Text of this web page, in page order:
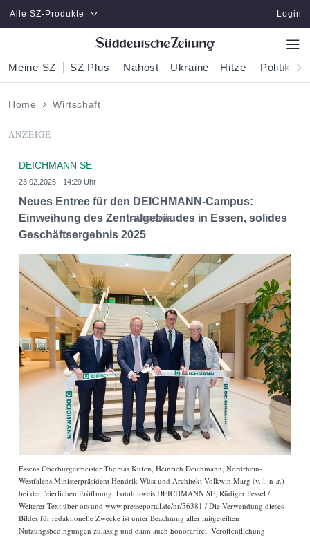
Zum Hauptinhalt springen
Alle SZ-Produkte Login
Meine SZ SZ Plus Nahost Ukraine Hitze Politik
Home Wirtschaft
ANZEIGE
DEICHMANN SE
23.02.2026 - 14:29 Uhr
Neues Entree für den DEICHMANN-Campus:
Einweihung des Zentralgebäudes in Essen, solides
Geschäftsergebnis 2025
Essens Oberbürgermeister Thomas Kufen, Heinrich Deichmann, Nordrhein-
Westfalens Ministerpräsident Hendrik Wüst und Architekt Volkwin Marg (v. l. n .r.)
bei der feierlichen Eröffnung. Fotohinweis DEICHMANN SE, Rüdiger Fessel /
Weiterer Text über ots und www.presseportal.de/nr/56381 / Die Verwendung dieses
Bildes für redaktionelle Zwecke ist unter Beachtung aller mitgeteilten
Nutzungsbedingungen zulässig und dann auch honorarfrei. Veröffentlichung